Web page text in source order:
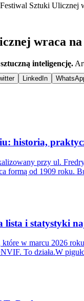
Festiwal Sztuki Ulicznej
wraca
inteligencję.
LinkedIn
historia,
przy ul.
formą od 1909 roku.
lista i statystyki
które w marcu 2026
To działa.W